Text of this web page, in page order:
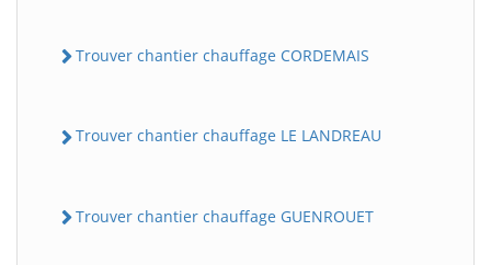
Trouver chantier chauffage CORDEMAIS
Trouver chantier chauffage LE LANDREAU
Trouver chantier chauffage GUENROUET